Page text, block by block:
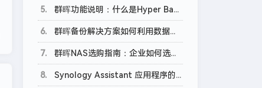
5 群晖功能说明：什么是Hyper Backup 任务的备份完整性检查？
6 群晖备份解决方案如何利用数据重删技术增加优势？
7 群晖NAS选购指南：企业如何选择满足权限分配要求的NAS？
8 Synology Assistant 应用程序的基础知识及其使用方法